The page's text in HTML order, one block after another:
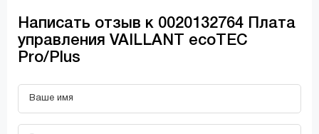
Написать отзыв к 0020132764 Плата
управления VAILLANT ecoTEC
Pro/Plus